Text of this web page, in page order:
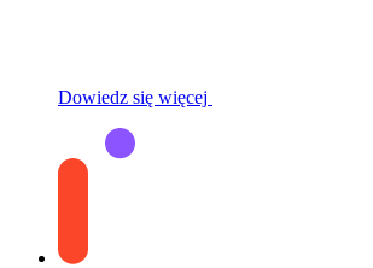
Dowiedz się więcej